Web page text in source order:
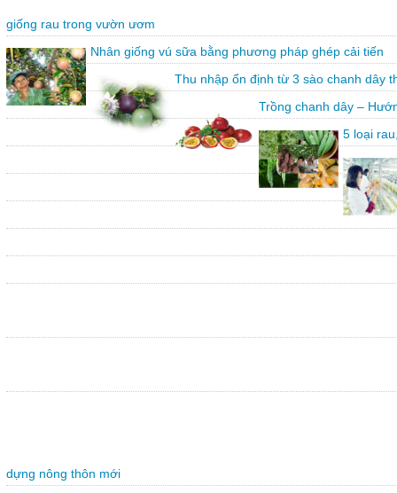
giống rau trong vườn ươm
Nhân giống vú sữa bằng phương pháp ghép cải tiến
Thu nhập ổn định từ 3 sào chanh dây
Trồng chanh dây –
5 loại
dựng nông thôn mới